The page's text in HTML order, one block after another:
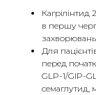
в першу
Для
перед
GLP-1/GIP-
семаглутид,